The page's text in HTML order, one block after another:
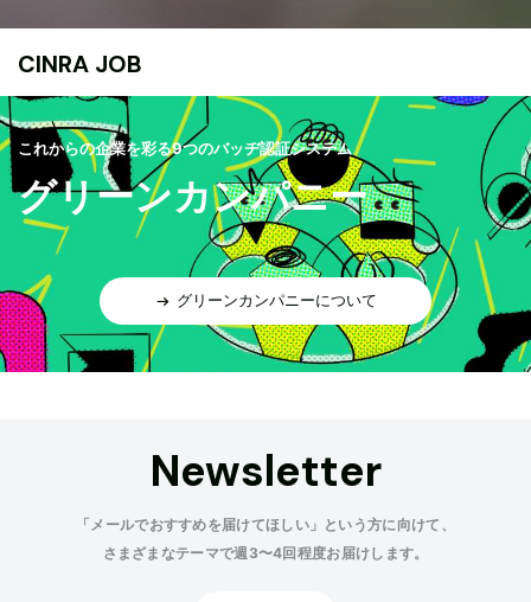
CINRA JOB
これからの企業を彩る9つのバッヂ認証システム
グリーンカンパニー
グリーンカンパニーについて
Newsletter
「メールでおすすめを届けてほしい」という方に向けて、
さまざまなテーマで週3〜4回程度お届けします。